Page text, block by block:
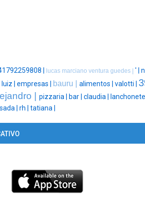
| lucas marciano ventura guedes | ' |
luiz | empresas | bauru | alimentos | valotti |
| pizzaria | bar | claudia | lanchonete
| rh | tatiana |